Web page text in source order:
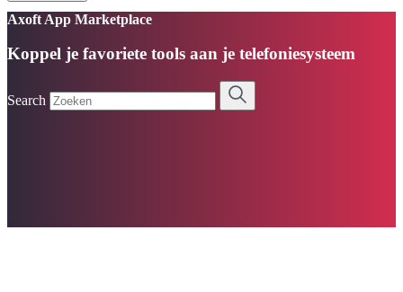
Axoft App Marketplace
Koppel je favoriete tools aan je telefoniesysteem
Search